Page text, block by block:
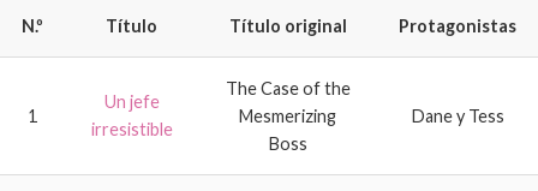
N.º Título Título original Protagonistas
1
Un jefe
irresistible
The Case of the
Mesmerizing
Boss
Dane y Tess